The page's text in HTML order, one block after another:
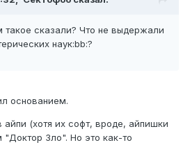
такое сказали? Что не выдержали
наук:bb:?
основанием.
(хотя их софт, вроде, айпишки
"Доктор Зло". Но это как-то